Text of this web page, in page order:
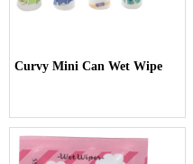
Curvy Mini Can Wet Wipe